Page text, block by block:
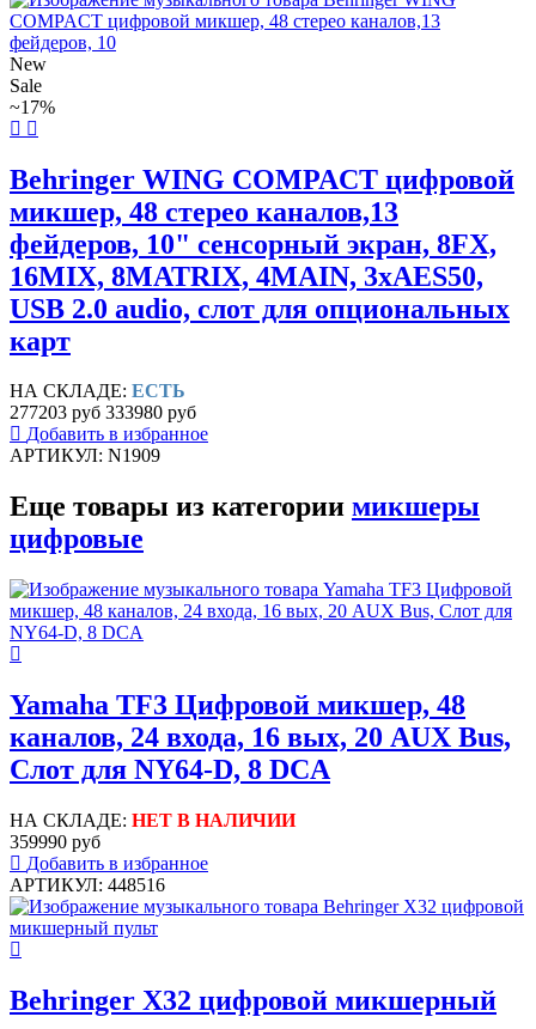
New
Sale
~17%
Behringer WING COMPACT цифровой
микшер, 48 стерео каналов,13
фейдеров, 10" сенсорный экран, 8FX,
16MIX, 8MATRIX, 4MAIN, 3хAES50,
USB 2.0 audio, слот для опциональных
карт
НА СКЛАДЕ: ЕСТЬ
277203 руб 333980 руб
Добавить в избранное
АРТИКУЛ: N1909
Еще товары из категории микшеры
цифровые
Yamaha TF3 Цифровой микшер, 48
каналов, 24 входа, 16 вых, 20 AUX Bus,
Слот для NY64-D, 8 DCA
НА СКЛАДЕ: НЕТ В НАЛИЧИИ
359990 руб
Добавить в избранное
АРТИКУЛ: 448516
Behringer X32 цифровой микшерный